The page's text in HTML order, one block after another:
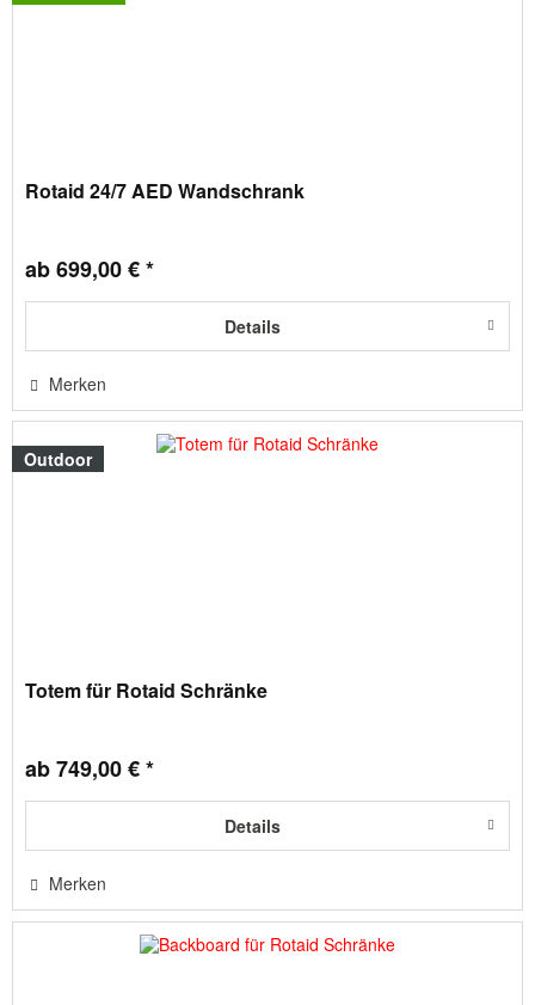
Rotaid 24/7 AED Wandschrank
ab 699,00 € *
Details
Merken
Outdoor
Totem für Rotaid Schränke
ab 749,00 € *
Details
Merken